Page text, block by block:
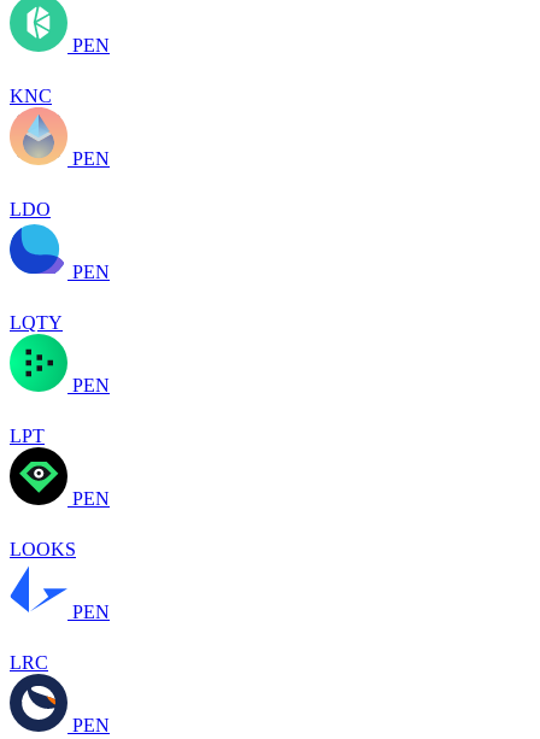
PEN
KNC
PEN
LDO
PEN
LQTY
PEN
LPT
PEN
LOOKS
PEN
LRC
PEN